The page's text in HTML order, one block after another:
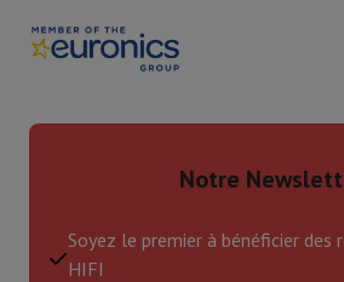
Notre
Soyez le premier à bénéficier des
HIFI